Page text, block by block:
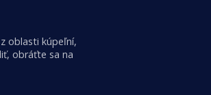
oblasti kúpeľní,
obráťte sa na